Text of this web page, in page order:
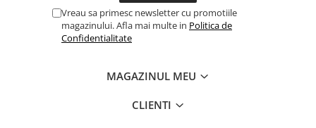
Vreau sa primesc newsletter cu promotiile
magazinului. Afla mai multe in Politica de
Confidentialitate
MAGAZINUL MEU
CLIENTI